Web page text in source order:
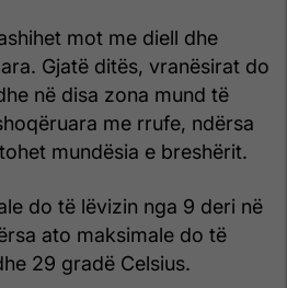
mot me diell dhe
Gjatë ditës, vranësirat do
në disa zona mund të
me rrufe, ndërsa
mundësia e breshërit.
do të lëvizin nga 9 deri në
ato maksimale do të
29 gradë Celsius.